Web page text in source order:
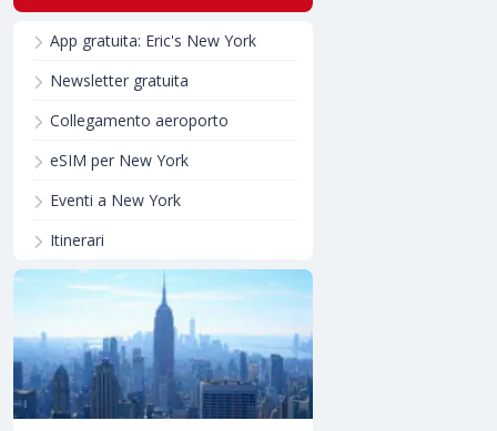
App gratuita: Eric's New York
Newsletter gratuita
Collegamento aeroporto
eSIM per New York
Eventi a New York
Itinerari